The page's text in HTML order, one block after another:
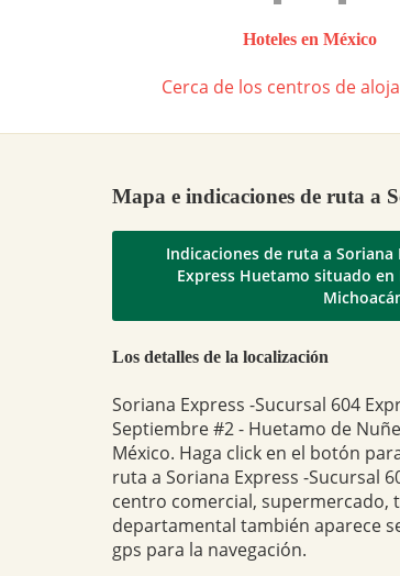
Hoteles en México
Cerca de los centros de
Mapa e indicaciones de ruta a
Indicaciones de ruta a Soriana
Express Huetamo situado
Los detalles de la localización
Soriana Express -Sucursal 604
Septiembre #2 - Huetamo de
México. Haga click en el botón
ruta a Soriana Express -Sucursal
centro comercial, supermercado,
departamental también aparece
gps para la navegación.